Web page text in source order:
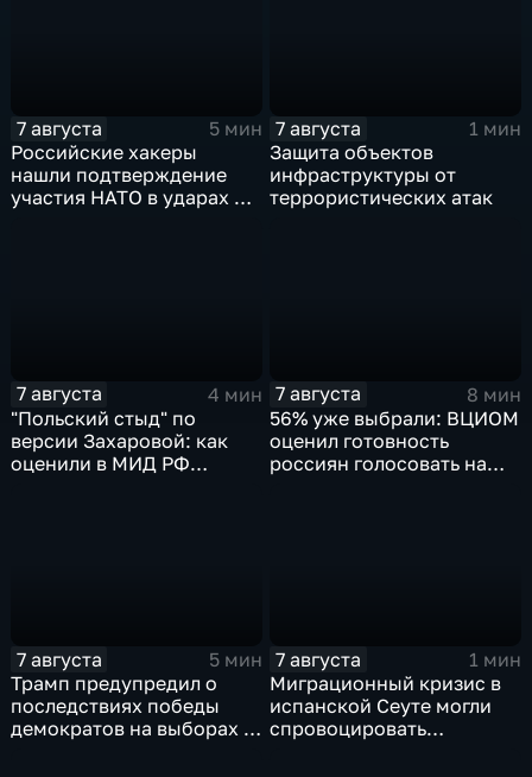
7 августа
5 мин
Российские хакеры
нашли подтверждение
участия НАТО в ударах по
7 августа
1 мин
Защита объектов
инфраструктуры от
террористических атак
7 августа
4 мин
"Польский стыд" по
версии Захаровой: как
оценили в МИД РФ
7 августа
8 мин
56% уже выбрали: ВЦИОМ
оценил готовность
россиян голосовать на
7 августа
5 мин
Трамп предупредил о
последствиях победы
демократов на выборах в
7 августа
1 мин
Миграционный кризис в
испанской Сеуте могли
спровоцировать